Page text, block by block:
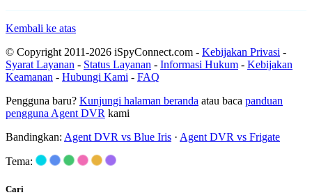
Kembali ke atas
© Copyright 2011-2026 iSpyConnect.com - Kebijakan Privasi -
Syarat Layanan - Status Layanan - Informasi Hukum - Kebijakan
Keamanan - Hubungi Kami - FAQ
Pengguna baru? Kunjungi halaman beranda atau baca panduan
pengguna Agent DVR kami
Bandingkan: Agent DVR vs Blue Iris · Agent DVR vs Frigate
Tema:
Cari